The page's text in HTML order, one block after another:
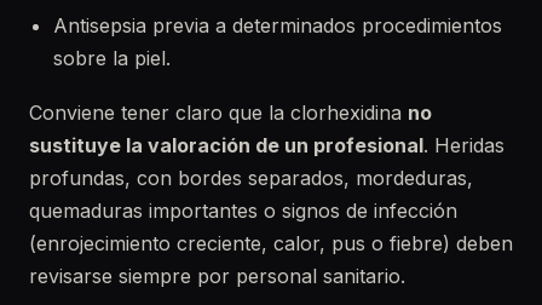
Antisepsia previa a determinados procedimientos
sobre la piel.
Conviene tener claro que la clorhexidina no
sustituye la valoración de un profesional. Heridas
profundas, con bordes separados, mordeduras,
quemaduras importantes o signos de infección
(enrojecimiento creciente, calor, pus o fiebre) deben
revisarse siempre por personal sanitario.